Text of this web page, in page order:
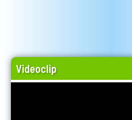
Videoclip